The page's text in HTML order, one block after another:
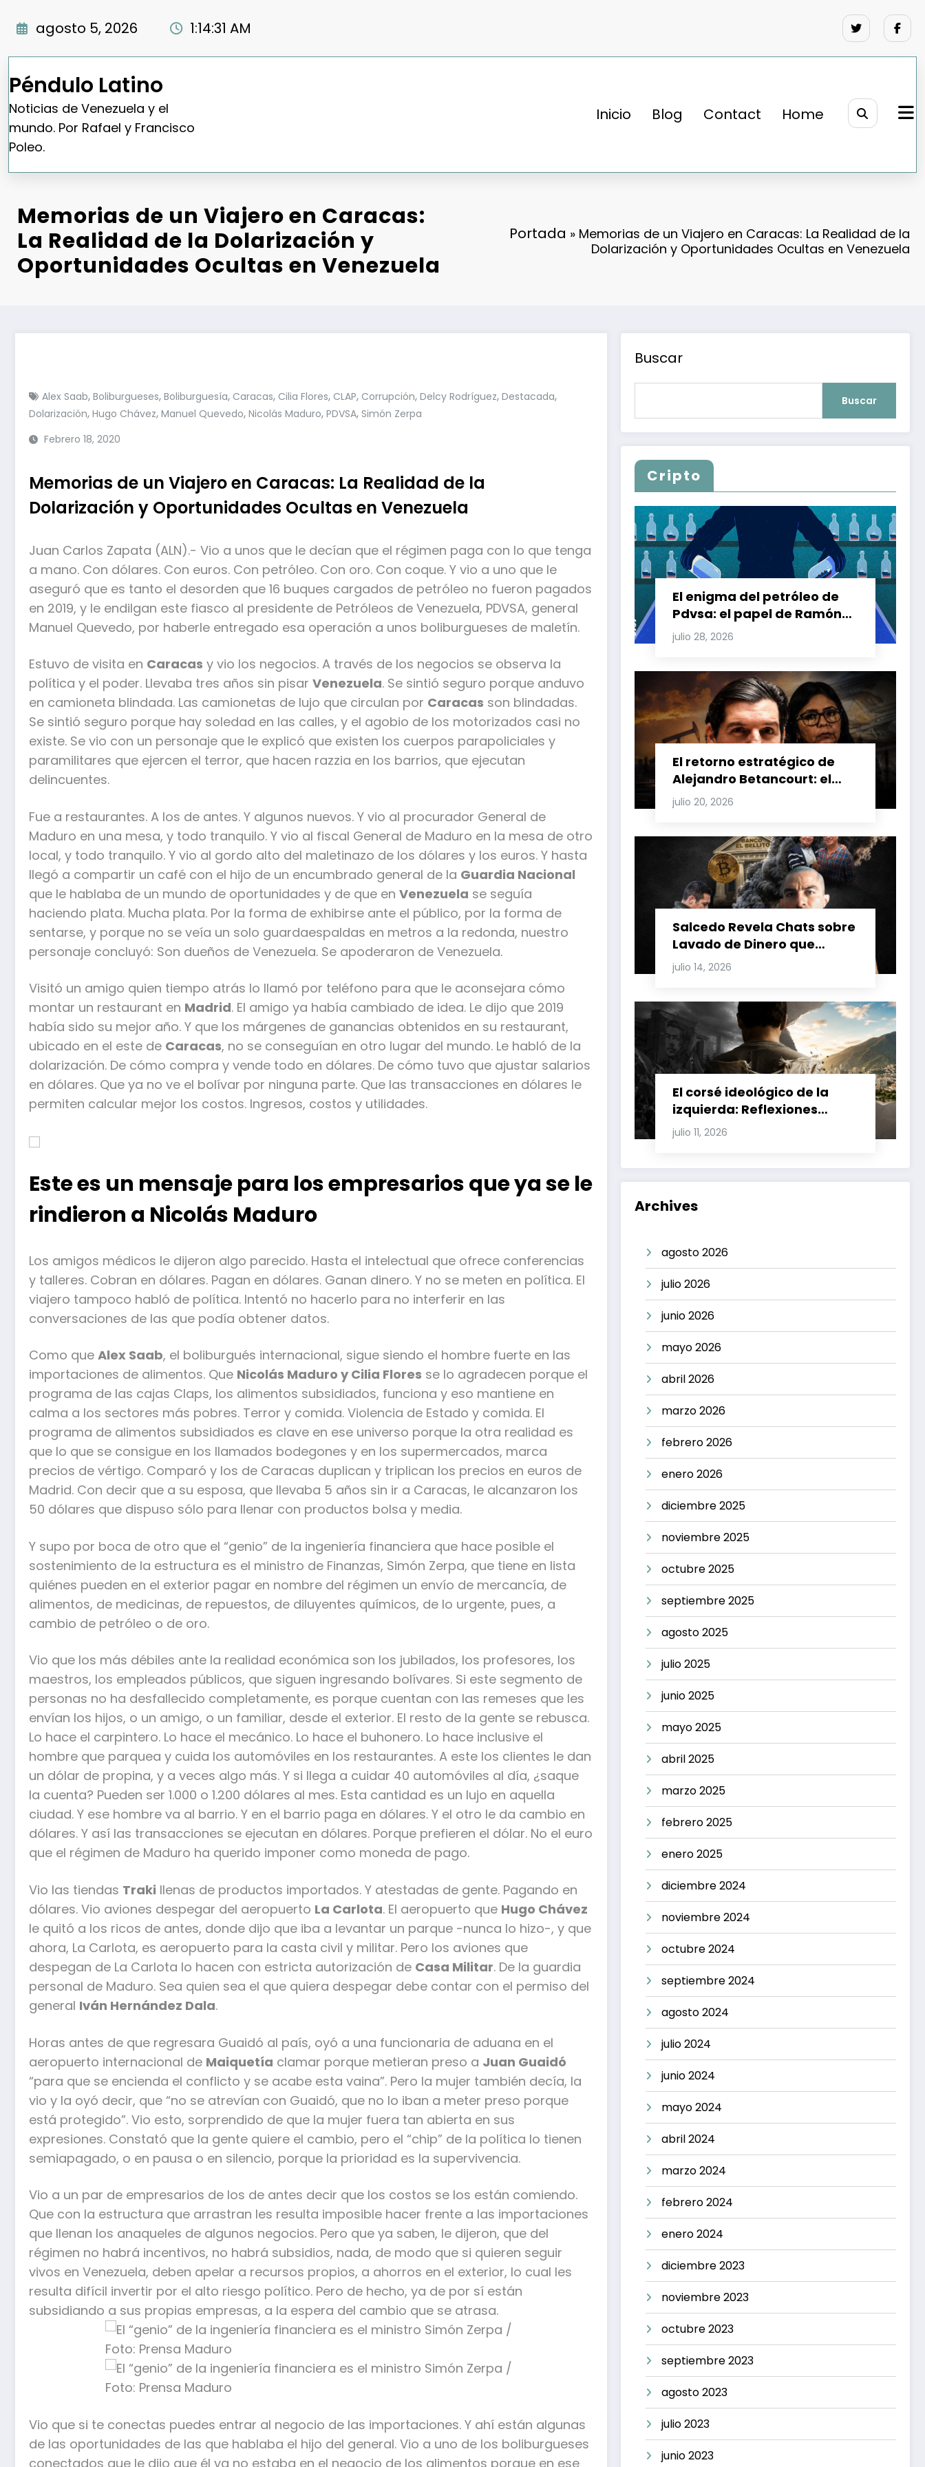
agosto 5, 2026 1:14:32 AM
Péndulo Latino
Noticias de Venezuela y el
mundo. Por Rafael y Francisco
Poleo.
Inicio Blog Contact Home
Memorias de un Viajero en Caracas:
La Realidad de la Dolarización y
Oportunidades Ocultas en Venezuela
Portada » Memorias de un Viajero en Caracas: La Realidad de la
Dolarización y Oportunidades Ocultas en Venezuela
Alex Saab, Boliburgueses, Boliburguesía, Caracas, Cilia Flores, CLAP, Corrupción, Delcy Rodríguez, Destacada,
Dolarización, Hugo Chávez, Manuel Quevedo, Nicolás Maduro, PDVSA, Simón Zerpa
Febrero 18, 2020
Memorias de un Viajero en Caracas: La Realidad de la
Dolarización y Oportunidades Ocultas en Venezuela
Juan Carlos Zapata (ALN).- Vio a unos que le decían que el régimen paga con lo que tenga
a mano. Con dólares. Con euros. Con petróleo. Con oro. Con coque. Y vio a uno que le
aseguró que es tanto el desorden que 16 buques cargados de petróleo no fueron pagados
en 2019, y le endilgan este fiasco al presidente de Petróleos de Venezuela, PDVSA, general
Manuel Quevedo, por haberle entregado esa operación a unos boliburgueses de maletín.
Estuvo de visita en Caracas y vio los negocios. A través de los negocios se observa la
política y el poder. Llevaba tres años sin pisar Venezuela. Se sintió seguro porque anduvo
en camioneta blindada. Las camionetas de lujo que circulan por Caracas son blindadas.
Se sintió seguro porque hay soledad en las calles, y el agobio de los motorizados casi no
existe. Se vio con un personaje que le explicó que existen los cuerpos parapoliciales y
paramilitares que ejercen el terror, que hacen razzia en los barrios, que ejecutan
delincuentes.
Fue a restaurantes. A los de antes. Y algunos nuevos. Y vio al procurador General de
Maduro en una mesa, y todo tranquilo. Y vio al fiscal General de Maduro en la mesa de otro
local, y todo tranquilo. Y vio al gordo alto del maletinazo de los dólares y los euros. Y hasta
llegó a compartir un café con el hijo de un encumbrado general de la Guardia Nacional
que le hablaba de un mundo de oportunidades y de que en Venezuela se seguía
haciendo plata. Mucha plata. Por la forma de exhibirse ante el público, por la forma de
sentarse, y porque no se veía un solo guardaespaldas en metros a la redonda, nuestro
personaje concluyó: Son dueños de Venezuela. Se apoderaron de Venezuela.
Visitó un amigo quien tiempo atrás lo llamó por teléfono para que le aconsejara cómo
montar un restaurant en Madrid. El amigo ya había cambiado de idea. Le dijo que 2019
había sido su mejor año. Y que los márgenes de ganancias obtenidos en su restaurant,
ubicado en el este de Caracas, no se conseguían en otro lugar del mundo. Le habló de la
dolarización. De cómo compra y vende todo en dólares. De cómo tuvo que ajustar salarios
en dólares. Que ya no ve el bolívar por ninguna parte. Que las transacciones en dólares le
permiten calcular mejor los costos. Ingresos, costos y utilidades.
Este es un mensaje para los empresarios que ya se le
rindieron a Nicolás Maduro
Los amigos médicos le dijeron algo parecido. Hasta el intelectual que ofrece conferencias
y talleres. Cobran en dólares. Pagan en dólares. Ganan dinero. Y no se meten en política. El
viajero tampoco habló de política. Intentó no hacerlo para no interferir en las
conversaciones de las que podía obtener datos.
Como que Alex Saab, el boliburgués internacional, sigue siendo el hombre fuerte en las
importaciones de alimentos. Que Nicolás Maduro y Cilia Flores se lo agradecen porque el
programa de las cajas Claps, los alimentos subsidiados, funciona y eso mantiene en
calma a los sectores más pobres. Terror y comida. Violencia de Estado y comida. El
programa de alimentos subsidiados es clave en ese universo porque la otra realidad es
que lo que se consigue en los llamados bodegones y en los supermercados, marca
precios de vértigo. Comparó y los de Caracas duplican y triplican los precios en euros de
Madrid. Con decir que a su esposa, que llevaba 5 años sin ir a Caracas, le alcanzaron los
50 dólares que dispuso sólo para llenar con productos bolsa y media.
Y supo por boca de otro que el “genio” de la ingeniería financiera que hace posible el
sostenimiento de la estructura es el ministro de Finanzas, Simón Zerpa, que tiene en lista
quiénes pueden en el exterior pagar en nombre del régimen un envío de mercancía, de
alimentos, de medicinas, de repuestos, de diluyentes químicos, de lo urgente, pues, a
cambio de petróleo o de oro.
Vio que los más débiles ante la realidad económica son los jubilados, los profesores, los
maestros, los empleados públicos, que siguen ingresando bolívares. Si este segmento de
personas no ha desfallecido completamente, es porque cuentan con las remeses que les
envían los hijos, o un amigo, o un familiar, desde el exterior. El resto de la gente se rebusca.
Lo hace el carpintero. Lo hace el mecánico. Lo hace el buhonero. Lo hace inclusive el
hombre que parquea y cuida los automóviles en los restaurantes. A este los clientes le dan
un dólar de propina, y a veces algo más. Y si llega a cuidar 40 automóviles al día, ¿saque
la cuenta? Pueden ser 1.000 o 1.200 dólares al mes. Esta cantidad es un lujo en aquella
ciudad. Y ese hombre va al barrio. Y en el barrio paga en dólares. Y el otro le da cambio en
dólares. Y así las transacciones se ejecutan en dólares. Porque prefieren el dólar. No el euro
que el régimen de Maduro ha querido imponer como moneda de pago.
Vio las tiendas Traki llenas de productos importados. Y atestadas de gente. Pagando en
dólares. Vio aviones despegar del aeropuerto La Carlota. El aeropuerto que Hugo Chávez
le quitó a los ricos de antes, donde dijo que iba a levantar un parque -nunca lo hizo-, y que
ahora, La Carlota, es aeropuerto para la casta civil y militar. Pero los aviones que
despegan de La Carlota lo hacen con estricta autorización de Casa Militar. De la guardia
personal de Maduro. Sea quien sea el que quiera despegar debe contar con el permiso del
general Iván Hernández Dala.
Horas antes de que regresara Guaidó al país, oyó a una funcionaria de aduana en el
aeropuerto internacional de Maiquetía clamar porque metieran preso a Juan Guaidó
“para que se encienda el conflicto y se acabe esta vaina”. Pero la mujer también decía, la
vio y la oyó decir, que “no se atrevían con Guaidó, que no lo iban a meter preso porque
está protegido”. Vio esto, sorprendido de que la mujer fuera tan abierta en sus
expresiones. Constató que la gente quiere el cambio, pero el “chip” de la política lo tienen
semiapagado, o en pausa o en silencio, porque la prioridad es la supervivencia.
Vio a un par de empresarios de los de antes decir que los costos se los están comiendo.
Que con la estructura que arrastran les resulta imposible hacer frente a las importaciones
que llenan los anaqueles de algunos negocios. Pero que ya saben, le dijeron, que del
régimen no habrá incentivos, no habrá subsidios, nada, de modo que si quieren seguir
vivos en Venezuela, deben apelar a recursos propios, a ahorros en el exterior, lo cual les
resulta difícil invertir por el alto riesgo político. Pero de hecho, ya de por sí están
subsidiando a sus propias empresas, a la espera del cambio que se atrasa.
Vio que si te conectas puedes entrar al negocio de las importaciones. Y ahí están algunas
de las oportunidades de las que hablaba el hijo del general. Vio a uno de los boliburgueses
conectados que le dijo que él ya no estaba en el negocio de los alimentos porque en ese
Buscar
Buscar
Cripto
El enigma del petróleo de
Pdvsa: el papel de Ramón
Carretero en el triángulo de
Carretero y su impacto en
julio 28, 2026
El retorno estratégico de
Alejandro Betancourt: el
bolichico que desafía la
justicia y renueva su poder
venezolana
julio 20, 2026
Salcedo Revela Chats sobre
Lavado de Dinero que
Involucran a Glas, Correa y
Juan Fernando Petro en el
julio 14, 2026
El corsé ideológico de la
izquierda: Reflexiones
sobre el fracaso chavista y
la crisis moral en América
julio 11, 2026
Archives
agosto 2026
julio 2026
junio 2026
mayo 2026
abril 2026
marzo 2026
febrero 2026
enero 2026
diciembre 2025
noviembre 2025
octubre 2025
septiembre 2025
agosto 2025
julio 2025
junio 2025
mayo 2025
abril 2025
marzo 2025
febrero 2025
enero 2025
diciembre 2024
noviembre 2024
octubre 2024
septiembre 2024
agosto 2024
julio 2024
junio 2024
mayo 2024
abril 2024
marzo 2024
febrero 2024
enero 2024
diciembre 2023
noviembre 2023
octubre 2023
septiembre 2023
agosto 2023
julio 2023
junio 2023